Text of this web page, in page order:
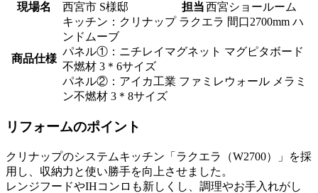
現場名
西宮市 S様邸 担当西宮ショールーム
商品仕様
キッチン：クリナップ ラクエラ 間口2700mm ハ
ンドムーブ
パネル①：ニチレイマグネット マグピタボード
不燃材 3＊6サイズ
パネル②：アイカ工業 ファミレウォール メラミ
ン不燃材 3＊8サイズ
リフォームのポイント
クリナップのシステムキッチン「ラクエラ（W2700）」を採
用し、収納力と使い勝手を向上させました。
レンジフードやIHコンロも新しくし、調理やお手入れがし